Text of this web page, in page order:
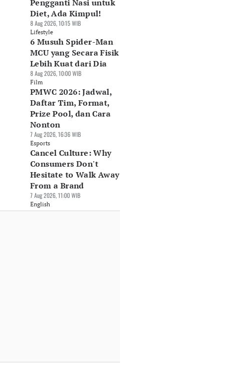
Pengganti Nasi untuk
Diet, Ada Kimpul!
8 Aug 2026, 10:15 WIB
Lifestyle
6 Musuh Spider-Man
MCU yang Secara Fisik
Lebih Kuat dari Dia
8 Aug 2026, 10:00 WIB
Film
PMWC 2026: Jadwal,
Daftar Tim, Format,
Prize Pool, dan Cara
Nonton
7 Aug 2026, 16:36 WIB
Esports
Cancel Culture: Why
Consumers Don't
Hesitate to Walk Away
From a Brand
7 Aug 2026, 11:00 WIB
English